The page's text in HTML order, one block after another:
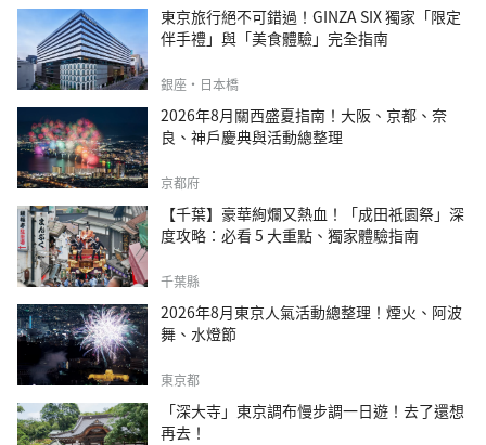
東京旅行絕不可錯過！GINZA SIX 獨家「限定
伴手禮」與「美食體驗」完全指南
銀座・日本橋
2026年8月關西盛夏指南！大阪、京都、奈
良、神戶慶典與活動總整理
京都府
【千葉】豪華絢爛又熱血！「成田祇園祭」深
度攻略：必看 5 大重點、獨家體驗指南
千葉縣
2026年8月東京人氣活動總整理！煙火、阿波
舞、水燈節
東京都
「深大寺」東京調布慢步調一日遊！去了還想
再去！